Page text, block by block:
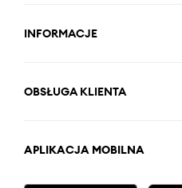
INFORMACJE
OBSŁUGA KLIENTA
APLIKACJA MOBILNA